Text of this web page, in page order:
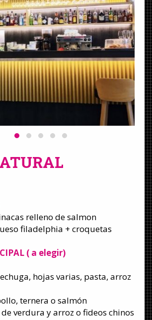
relleno de salmon
filadelphia + croquetas
( a elegir)
hojas varias, pasta, arroz
ternera o salmón
verdura y arroz o fideos chinos